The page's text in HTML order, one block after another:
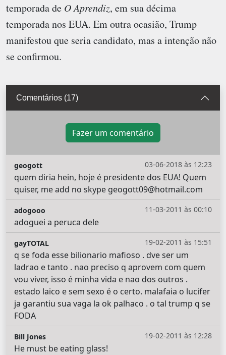
temporada de O Aprendiz, em sua décima
temporada nos EUA. Em outra ocasião, Trump
manifestou que seria candidato, mas a intenção não
se confirmou.
Comentários (17)
Fazer um comentário
03-06-2018 às 12:23
geogott
quem diria hein, hoje é presidente dos EUA! Quem
quiser, me add no skype geogott09@hotmail.com
11-03-2011 às 00:10
adogooo
adoguei a peruca dele
19-02-2011 às 15:51
gayTOTAL
q se foda esse bilionario mafioso . dve ser um
ladrao e tanto . nao preciso q aprovem com quem
vou viver, isso é minha vida e nao dos outros .
estado laico e sem sexo é o certo. malafaia o lucifer
ja garantiu sua vaga la ok palhaco . o tal trump q se
FODA
19-02-2011 às 12:28
Bill Jones
He must be eating glass!